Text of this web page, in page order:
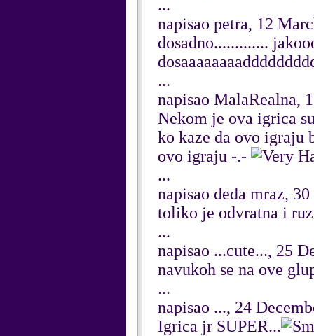
...
napisao petra, 12
dosadno.............
...
napisao MalaRealna,
Nekom je ova igrica
ko kaze da ovo igraju
ovo igraju -.-
...
napisao deda mraz,
toliko je odvratna i
...
napisao ...cute..., 25
navukoh se na ove
...
napisao ..., 24
Igrica jr SUPER...